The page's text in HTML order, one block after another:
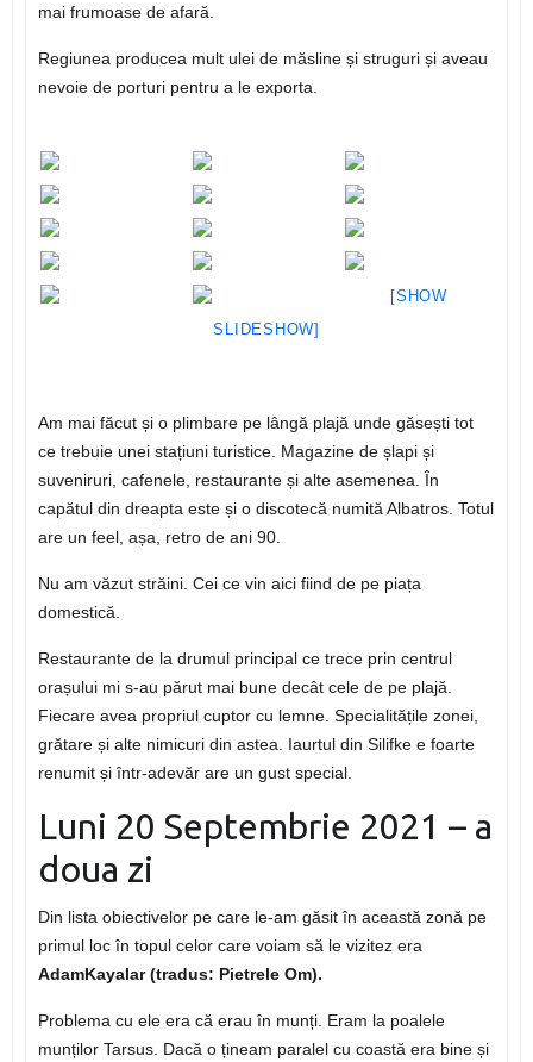
mai frumoase de afară.
Regiunea producea mult ulei de măsline și struguri și aveau
nevoie de porturi pentru a le exporta.
[SHOW
SLIDESHOW]
Am mai făcut și o plimbare pe lângă plajă unde găsești tot
ce trebuie unei stațiuni turistice. Magazine de șlapi și
suveniruri, cafenele, restaurante și alte asemenea. În
capătul din dreapta este și o discotecă numită Albatros. Totul
are un feel, așa, retro de ani 90.
Nu am văzut străini. Cei ce vin aici fiind de pe piața
domestică.
Restaurante de la drumul principal ce trece prin centrul
orașului mi s-au părut mai bune decât cele de pe plajă.
Fiecare avea propriul cuptor cu lemne. Specialitățile zonei,
grătare și alte nimicuri din astea. Iaurtul din Silifke e foarte
renumit și într-adevăr are un gust special.
Luni 20 Septembrie 2021 – a
doua zi
Din lista obiectivelor pe care le-am găsit în această zonă pe
primul loc în topul celor care voiam să le vizitez era
AdamKayalar (tradus: Pietrele Om).
Problema cu ele era că erau în munți. Eram la poalele
munților Tarsus. Dacă o țineam paralel cu coastă era bine și